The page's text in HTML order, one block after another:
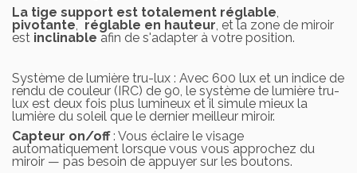
La tige support est totalement réglable
pivotante, réglable en hauteur , et la zone de miroir
est inclinable afin de s'adapter à votre position.
Système de lumière tru-lux : Avec 600 lux et un indice de
rendu de couleur (IRC) de 90, le système de lumière tru-
lux est deux fois plus lumineux et il simule mieux la
lumière du soleil que le dernier meilleur miroir.
Capteur on/off: Vous éclaire le visage
automatiquement lorsque vous vous approchez du
miroir — pas besoin de appuyer sur les boutons.